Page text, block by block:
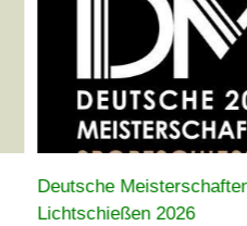
Deutsche
Lichtschießen 2026